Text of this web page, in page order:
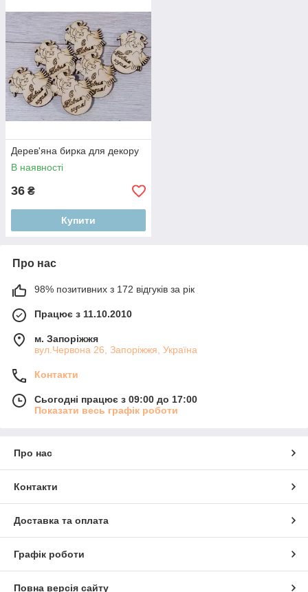
Дерев'яна бирка для декору
В наявності
36 ₴
Купити
Про нас
98% позитивних з 172 відгуків за рік
Працює з 11.10.2010
м. Запоріжжя
вул.Червона 26, Запоріжжя, Україна
Контакти
Сьогодні працює з 09:00 до 17:00
Показати весь графік роботи
Про нас
Контакти
Доставка та оплата
Графік роботи
Повна версія сайту